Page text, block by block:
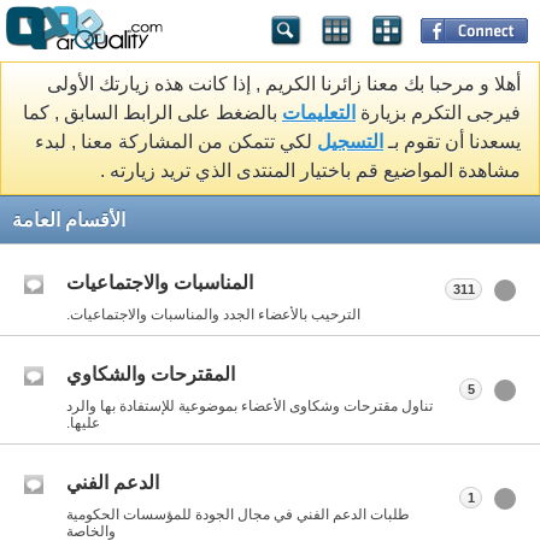
أهلا و مرحبا بك معنا زائرنا الكريم , إذا كانت هذه زيارتك الأولى
فيرجى التكرم بزيارة التعليمات بالضغط على الرابط السابق , كما
يسعدنا أن تقوم بـ التسجيل لكي تتمكن من المشاركة معنا , لبدء
مشاهدة المواضيع قم باختيار المنتدى الذي تريد زيارته .
الأقسام العامة
المناسبات والاجتماعيات
الترحيب بالأعضاء الجدد والمناسبات والاجتماعيات.
311
المقترحات والشكاوي
تناول مقترحات وشكاوى الأعضاء بموضوعية للإستفادة بها والرد
عليها.
5
الدعم الفني
طلبات الدعم الفني في مجال الجودة للمؤسسات الحكومية
والخاصة
1